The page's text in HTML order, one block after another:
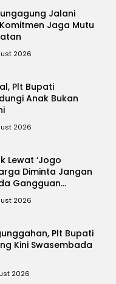
Jalani
Jaga Mutu
2026
Plt Bupati
Anak Bukan
2026
Lewat ‘Jogo
Diminta Jangan
Gangguan
2026
Plt Bupati
Kini Swasembada
2026